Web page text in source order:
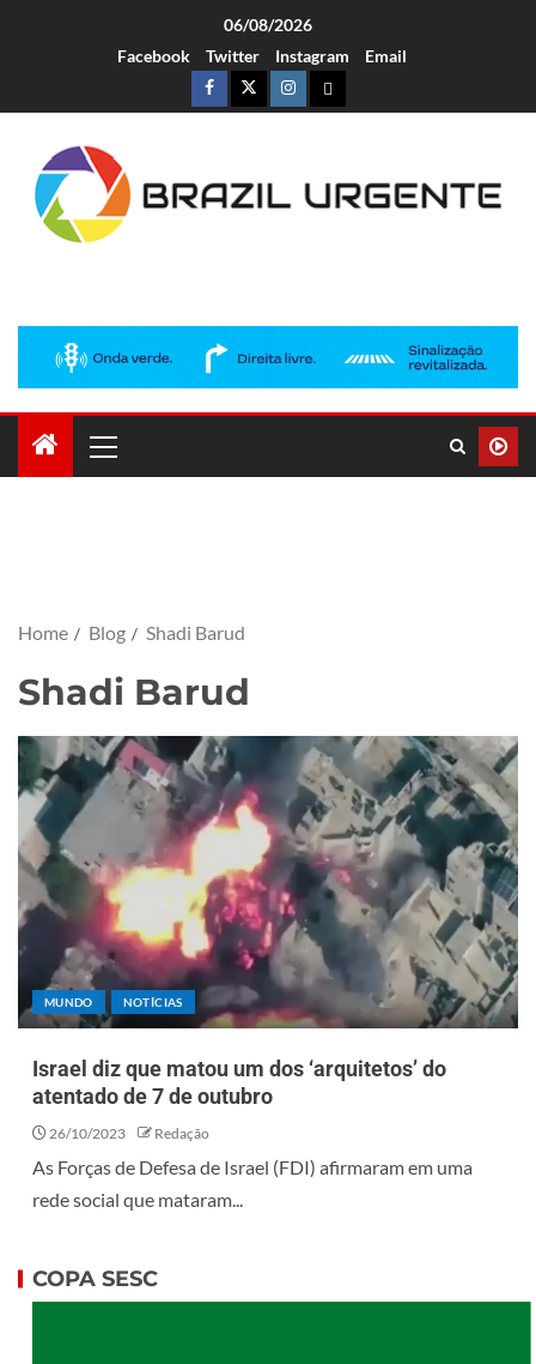
06/08/2026
Facebook
Twitter Instagram Email
Home Blog Shadi Barud
Shadi Barud
MUNDO NOTÍCIAS
Israel diz que matou um dos ‘arquitetos’ do
atentado de 7 de outubro
26/10/2023 Redação
As Forças de Defesa de Israel (FDI) afirmaram em uma
rede social que mataram...
COPA SESC